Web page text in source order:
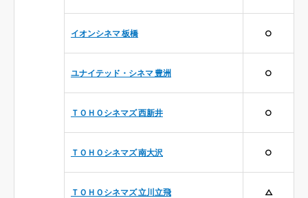
イオンシネマ 板橋 ○
ユナイテッド・シネマ 豊洲 ○
ＴＯＨＯシネマズ 西新井 ○
ＴＯＨＯシネマズ 南大沢 ○
ＴＯＨＯシネマズ 立川立飛 △